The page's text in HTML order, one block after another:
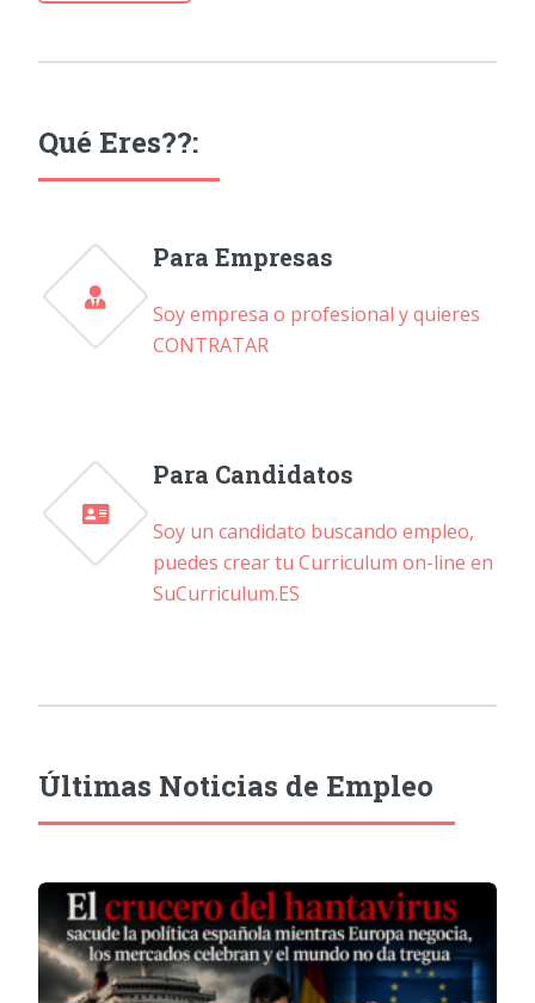
Qué Eres??:
Para Empresas
Soy empresa o profesional y quieres
CONTRATAR
Para Candidatos
Soy un candidato buscando empleo,
puedes crear tu Curriculum on-line en
SuCurriculum.ES
Últimas Noticias de Empleo